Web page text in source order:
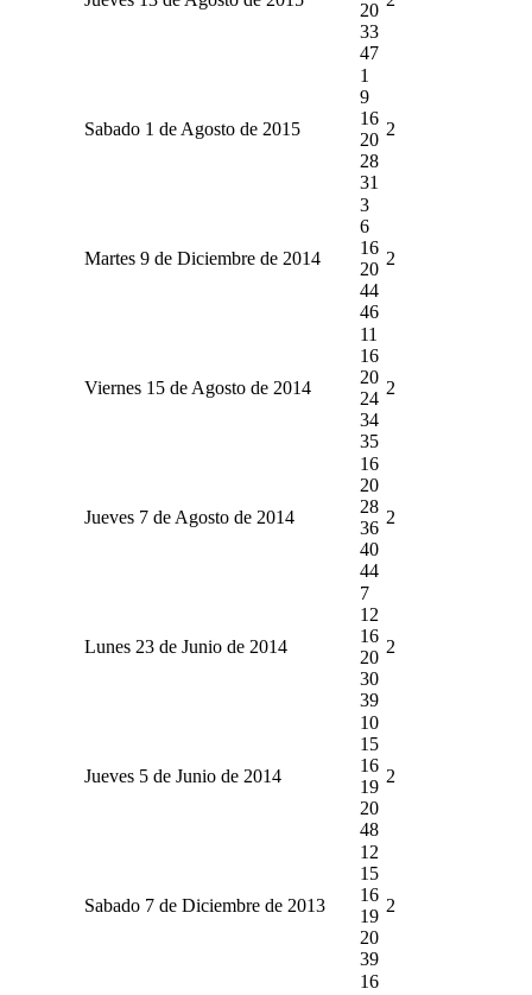
20
33
47
Sabado 1 de Agosto de 2015
1
9
16
20
28
31
2
Martes 9 de Diciembre de 2014
3
6
16
20
44
46
2
Viernes 15 de Agosto de 2014
11
16
20
24
34
35
2
Jueves 7 de Agosto de 2014
16
20
28
36
40
44
2
Lunes 23 de Junio de 2014
7
12
16
20
30
39
2
Jueves 5 de Junio de 2014
10
15
16
19
20
48
2
Sabado 7 de Diciembre de 2013
12
15
16
19
20
39
2
16